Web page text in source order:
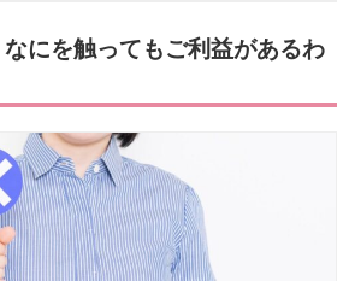
にを触ってもご利益があるわ